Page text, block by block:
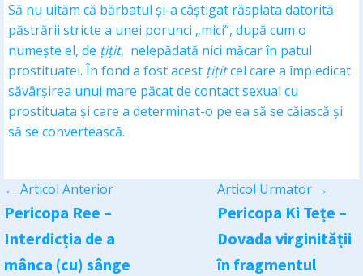
Să nu uităm că bărbatul și-a câștigat răsplata datorită
păstrării stricte a unei porunci „mici”, după cum o
numește el, de țițit, nelepădată nici măcar în patul
prostituatei. În fond a fost acest țițitcel care a împiedicat
săvârșirea unui mare păcat de contact sexual cu
prostituata și care a determinat-o pe ea să se căiască și
să se convertească.
← Articol Anterior
Pericopa Ree –
Interdicția de a
mânca (cu) sânge
Articol Urmator →
Pericopa Ki Tețe –
Dovada virginității
în fragmentul